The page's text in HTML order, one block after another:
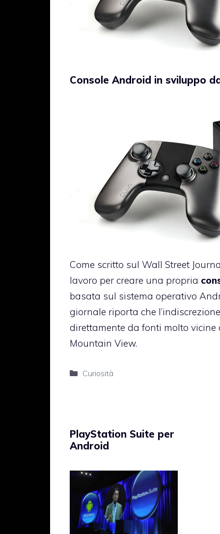
Console Android in sviluppo
Come scritto sul Wall Street
lavoro per creare una propria
basata sul sistema operativo
giornale riporta che
direttamente da fonti molto vicine
Mountain View.
Categorie
Curiosità
PlayStation Suite per
Android